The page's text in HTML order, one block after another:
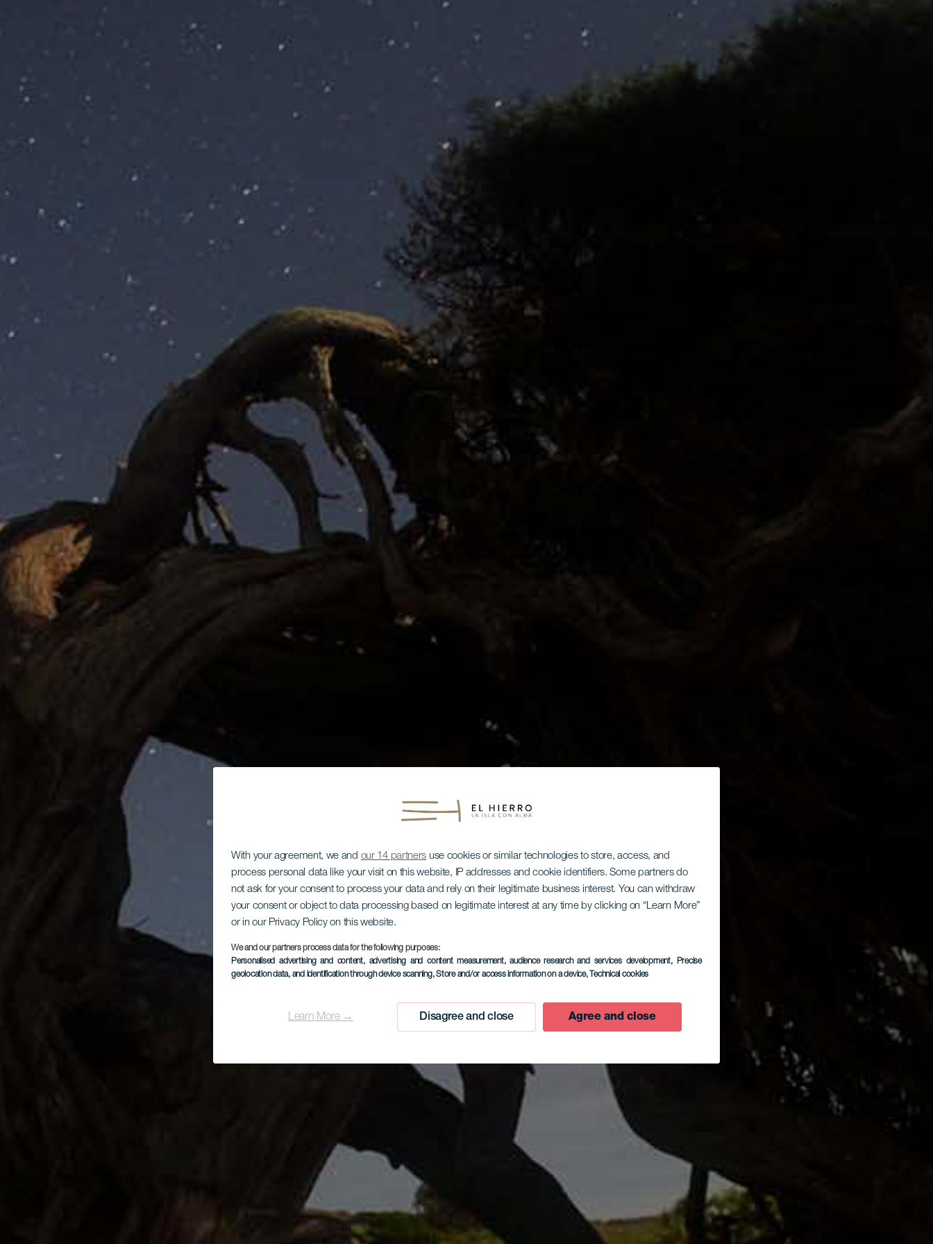
With your agreement, we and our 14 partners use cookies or similar technologies to store, access, and
process personal data like your visit on this website, IP addresses and cookie identifiers. Some partners do
not ask for your consent to process your data and rely on their legitimate business interest. You can withdraw
your consent or object to data processing based on legitimate interest at any time by clicking on “Learn More”
or in our Privacy Policy on this website.
We and our partners process data for the following purposes:
Personalised advertising and content, advertising and content measurement, audience research and services development, Precise
geolocation data, and identification through device scanning, Store and/or access information on a device, Technical cookies
Learn More → Disagree and close Agree and close